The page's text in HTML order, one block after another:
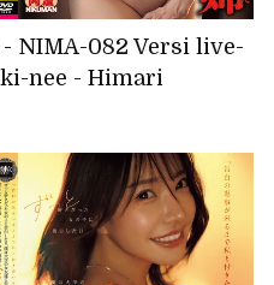
NIMA-082 Versi live-
nee - Himari